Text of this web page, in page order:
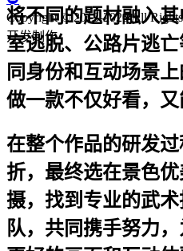
将不同的题材融入
室逃脱、公路片逃
同身份和互动场景
做一款不仅好看，又
在整个作品的研发
折，最终选在景色
摄，找到专业的武
队，共同携手努力
Copyright © 2013-2020 All Rights
开发制作